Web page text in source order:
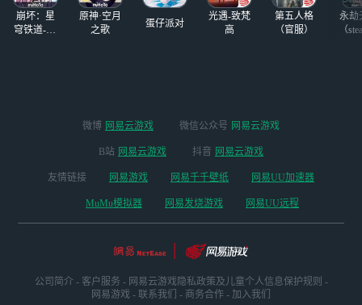
崩坏：星
穹铁道-4.4
原神·空月
之歌
蛋仔派对
光遇-致梵
高
第五人格
（官服）
永劫
（
微博 网易云游戏 微信公众号 网易云游戏
B站 网易云游戏 抖音 网易云游戏
友情链接 网易游戏 网易千千壁纸 网易UU加速器
MuMu模拟器 网易发烧游戏 网易UU远程
公司简介 - 客户服务 - 网易云游戏隐私政策及儿童个人信息保护规则 -
网易游戏 - 联系我们 - 商务合作 - 加入我们